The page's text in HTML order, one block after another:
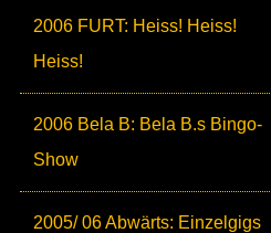
2006 FURT: Heiss! Heiss!
Heiss!
2006 Bela B: Bela B.s Bingo-
Show
2005/ 06 Abwärts: Einzelgigs